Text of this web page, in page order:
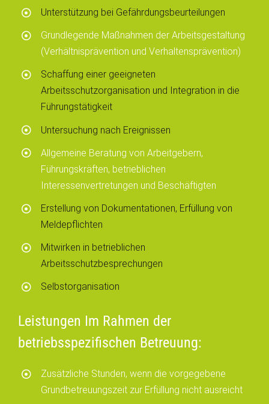
Unterstützung bei Gefährdungsbeurteilungen
Grundlegende Maßnahmen der Arbeitsgestaltung
(Verhältnisprävention und Verhaltensprävention)
Schaffung einer geeigneten
Arbeitsschutzorganisation und Integration in die
Führungstätigkeit
Untersuchung nach Ereignissen
Allgemeine Beratung von Arbeitgebern,
Führungskräften, betrieblichen
Interessenvertretungen und Beschäftigten
Erstellung von Dokumentationen, Erfüllung von
Meldepflichten
Mitwirken in betrieblichen
Arbeitsschutzbesprechungen
Selbstorganisation
Leistungen Im Rahmen der
betriebsspezifischen Betreuung:
Zusätzliche Stunden, wenn die vorgegebene
Grundbetreuungszeit zur Erfüllung nicht ausreicht